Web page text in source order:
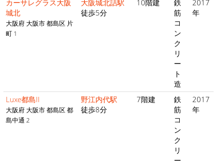
カーサレグラス大阪
城北
大阪府 大阪市 都島区 片
町 1
大阪城北詰駅
徒歩5分
10階建
鉄
筋
コ
ン
ク
リ
ー
ト
造
2017
年
Luxe都島II
大阪府 大阪市 都島区 都
島中通 2
野江内代駅
徒歩8分
7階建
鉄
筋
コ
ン
ク
リ
ー
2017
年